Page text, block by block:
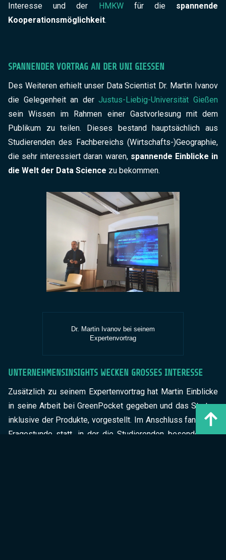
Interesse und der HMKWfür die spannende
Kooperationsmöglichkeit.
SPANNENDER VORTRAG AN DER UNI GIESSEN
Des Weiteren erhielt unser Data Scientist Dr. Martin Ivanov
die Gelegenheit an derJustus-Liebig-Universität Gießen
sein Wissen im Rahmen einer Gastvorlesung mit dem
Publikum zu teilen. Dieses bestand hauptsächlich aus
Studierenden des Fachbereichs (Wirtschafts-)Geographie,
die sehr interessiert daran waren, spannende Einblicke in
die Welt der Data Science zu bekommen.
Dr. Martin Ivanov bei seinem
Expertenvortrag
UNTERNEHMENSINSIGHTS WECKEN GROSSES INTERESSE
Zusätzlich zu seinem Expertenvortrag hat Martin Einblicke
in seine Arbeit bei GreenPocket gegeben und das Startup,
inklusive der Produkte, vorgestellt. Im Anschluss fand eine
Fragestunde statt, in der die Studierenden besonders an